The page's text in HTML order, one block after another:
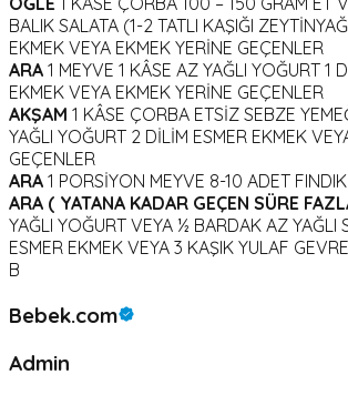
BALIK SALATA (1-2 TATLI KAŞIĞI
EKMEK VEYA EKMEK YERİNE GEÇENLER
ARA 1 MEYVE 1 KÂSE AZ YAĞLI YOĞURT 1
EKMEK VEYA EKMEK YERİNE GEÇENLER
AKŞAM 1 KÂSE ÇORBA ETSİZ SEBZE
YAĞLI YOĞURT 2 DİLİM ESMER EKMEK
GEÇENLER
ARA 1 PORSİYON MEYVE 8-10 ADET FINDIK
ARA ( YATANA KADAR GEÇEN SÜRE
YAĞLI YOĞURT VEYA ½ BARDAK AZ YAĞLI
ESMER EKMEK VEYA 3 KAŞIK YULAF
B
Bebek.com
Admin